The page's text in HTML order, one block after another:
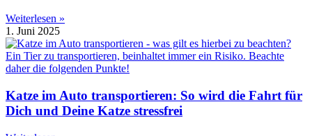
Weiterlesen »
1. Juni 2025
Katze im Auto transportieren: So wird die Fahrt für
Dich und Deine Katze stressfrei